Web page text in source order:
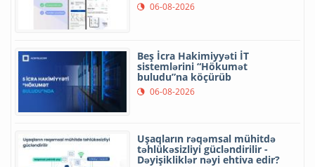
06-08-2026
Beş İcra Hakimiyyəti İT
sistemlərini “Hökumət
buludu”na köçürüb
06-08-2026
Uşaqların rəqəmsal mühitdə
təhlükəsizliyi gücləndirilir -
Dəyişikliklər nəyi ehtiva edir?